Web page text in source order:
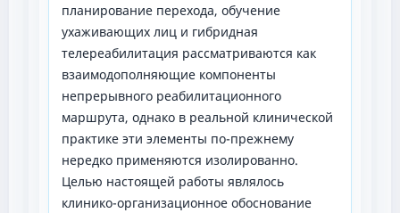
планирование перехода, обучение
ухаживающих лиц и гибридная
телереабилитация рассматриваются как
взаимодополняющие компоненты
непрерывного реабилитационного
маршрута, однако в реальной клинической
практике эти элементы по-прежнему
нередко применяются изолированно.
Целью настоящей работы являлось
клинико-организационное обоснование